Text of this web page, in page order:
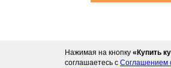
курс
Нажимая на кнопку «Купить
соглашаетесь с Соглашением